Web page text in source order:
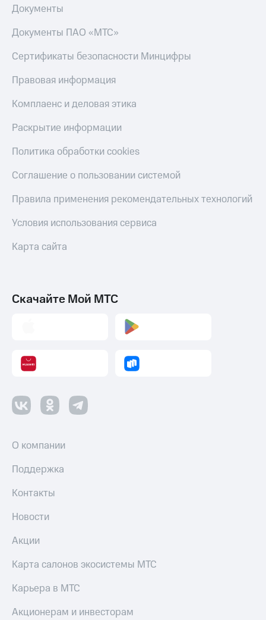
Документы
Документы ПАО «МТС»
Сертификаты безопасности Минцифры
Правовая информация
Комплаенс и деловая этика
Раскрытие информации
Политика обработки cookies
Соглашение о пользовании системой
Правила применения рекомендательных технологий
Условия использования сервиса
Карта сайта
Скачайте Мой МТС
О компании
Поддержка
Контакты
Новости
Акции
Карта салонов экосистемы МТС
Карьера в МТС
Акционерам и инвесторам